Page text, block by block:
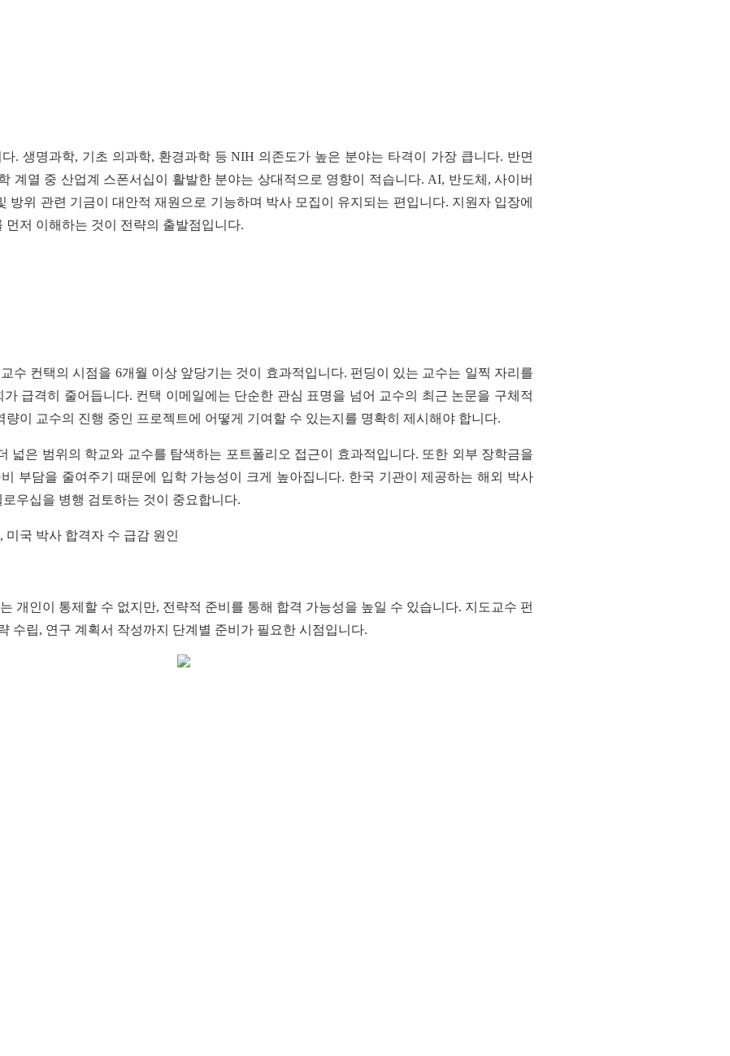
. 생명과학, 기초 의과학, 환경과학 등 NIH 의존도가 높은 분야는 타격이 가장 큽니다. 반면
계열 중 산업계 스폰서십이 활발한 분야는 상대적으로 영향이 적습니다. AI, 반도체, 사이버
방위 관련 기금이 대안적 재원으로 기능하며 박사 모집이 유지되는 편입니다. 지원자 입장에
먼저 이해하는 것이 전략의 출발점입니다.
수 컨택의 시점을 6개월 이상 앞당기는 것이 효과적입니다. 펀딩이 있는 교수는 일찍 자리를
급격히 줄어듭니다. 컨택 이메일에는 단순한 관심 표명을 넘어 교수의 최근 논문을 구체적
량이 교수의 진행 중인 프로젝트에 어떻게 기여할 수 있는지를 명확히 제시해야 합니다.
넓은 범위의 학교와 교수를 탐색하는 포트폴리오 접근이 효과적입니다. 또한 외부 장학금을
부담을 줄여주기 때문에 입학 가능성이 크게 높아집니다. 한국 기관이 제공하는 해외 박사
우십을 병행 검토하는 것이 중요합니다.
개인이 통제할 수 없지만, 전략적 준비를 통해 합격 가능성을 높일 수 있습니다. 지도교수 펀
수립, 연구 계획서 작성까지 단계별 준비가 필요한 시점입니다.